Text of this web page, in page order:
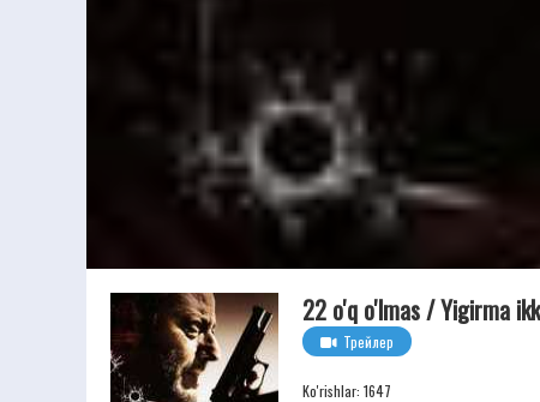
22 o'q o'lmas / Yigirma
Трейлер
Ko'rishlar: 1647